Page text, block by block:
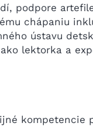
podpore
chápaniu
ústavu
lektorka a